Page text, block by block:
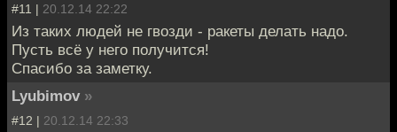
#11 | 20.12.14 22:22
Из таких людей не гвозди - ракеты делать надо.
Пусть всё у него получится!
Спасибо за заметку.
Lyubimov »
#12 | 20.12.14 22:33